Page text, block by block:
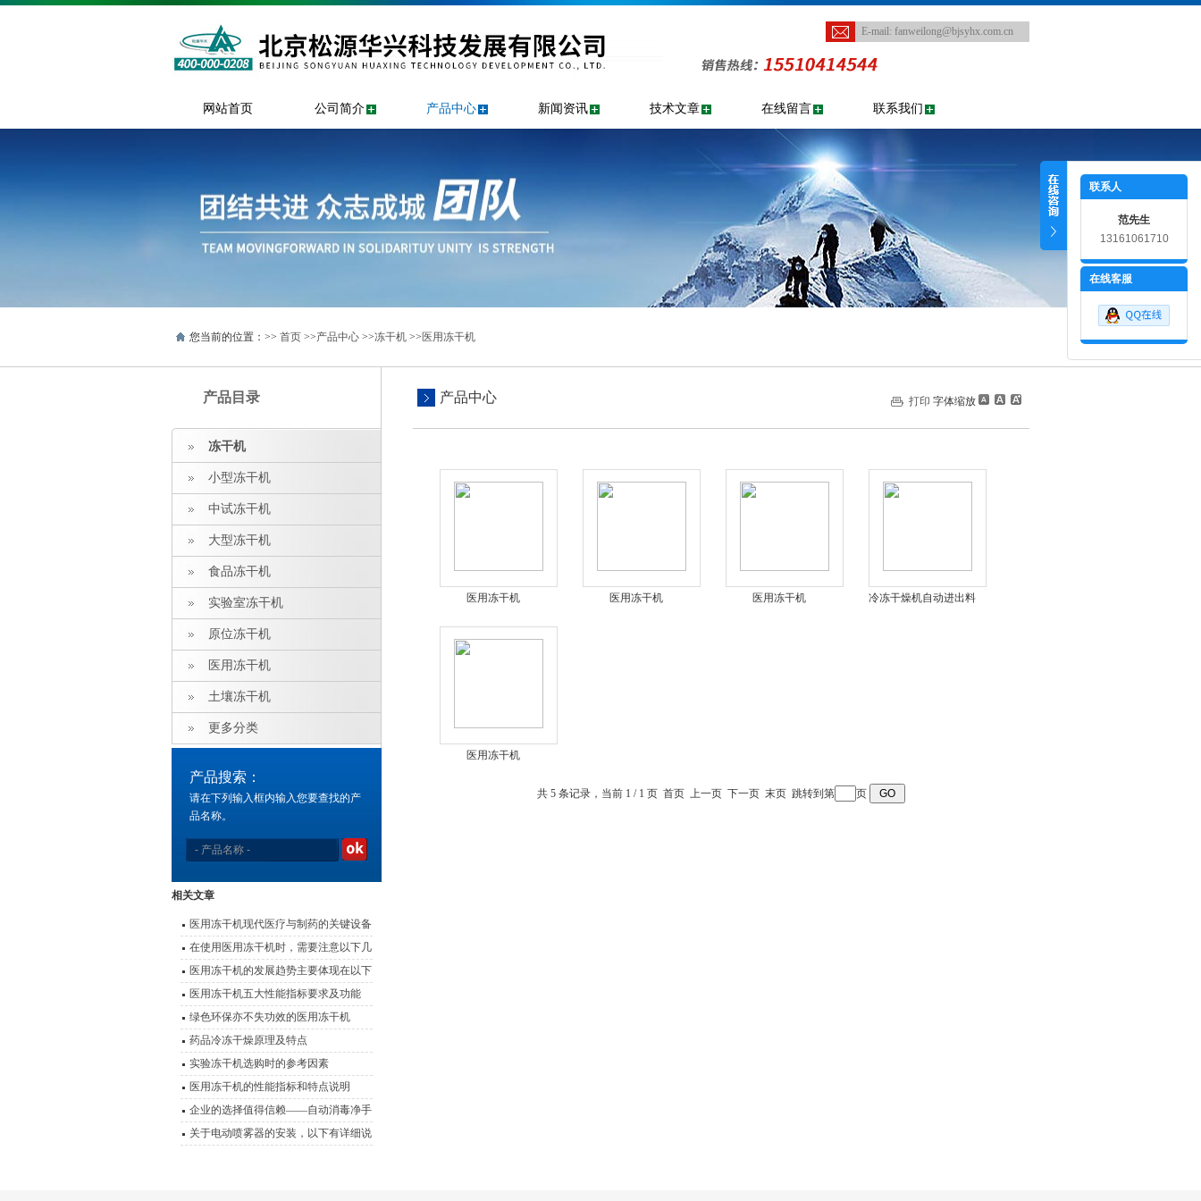
E-mail: fanweilong@bjsyhx.com.cn
网站首页 公司简介 产品中心 新闻资讯 技术文章 在线留言 联系我们
您当前的位置：>> 首页 >>产品中心 >>冻干机 >> 医用冻干机
产品目录
冻干机
小型冻干机
中试冻干机
大型冻干机
食品冻干机
实验室冻干机
原位冻干机
医用冻干机
土壤冻干机
更多分类
产品搜索：
请在下列输入框内输入您要查找的产
品名称。
相关文章
医用冻干机现代医疗与制药的关键设备
在使用医用冻干机时，需要注意以下几
个问题
医用冻干机的发展趋势主要体现在以下
几个方面
医用冻干机五大性能指标要求及功能
绿色环保亦不失功效的医用冻干机
药品冷冻干燥原理及特点
实验冻干机选购时的参考因素
医用冻干机的性能指标和特点说明
企业的选择值得信赖——自动消毒净手
器
关于电动喷雾器的安装，以下有详细说
产品中心 打印 字体缩放
医用冻干机 医用冻干机 医用冻干机 冷冻干燥机自动进出料
医用冻干机
共 5 条记录，当前 1 / 1 页 首页 上一页 下一页 末页 跳转到第 页
联系人
范先生
13161061710
在线客服